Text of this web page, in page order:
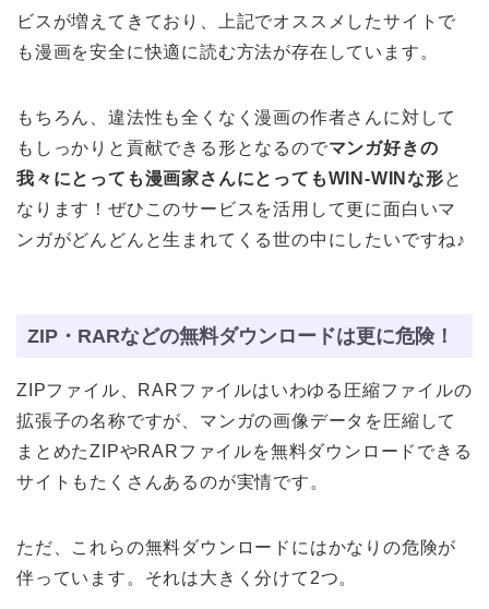
ビスが増えてきており、上記でオススメしたサイトで
も漫画を安全に快適に読む方法が存在しています。
もちろん、違法性も全くなく漫画の作者さんに対して
もしっかりと貢献できる形となるのでマンガ好きの
我々にとっても漫画家さんにとってもWIN-WINな形と
なります！ぜひこのサービスを活用して更に面白いマ
ンガがどんどんと生まれてくる世の中にしたいですね♪
ZIP・RARなどの無料ダウンロードは更に危険！
ZIPファイル、RARファイルはいわゆる圧縮ファイルの
拡張子の名称ですが、マンガの画像データを圧縮して
まとめたZIPやRARファイルを無料ダウンロードできる
サイトもたくさんあるのが実情です。
ただ、これらの無料ダウンロードにはかなりの危険が
伴っています。それは大きく分けて2つ。